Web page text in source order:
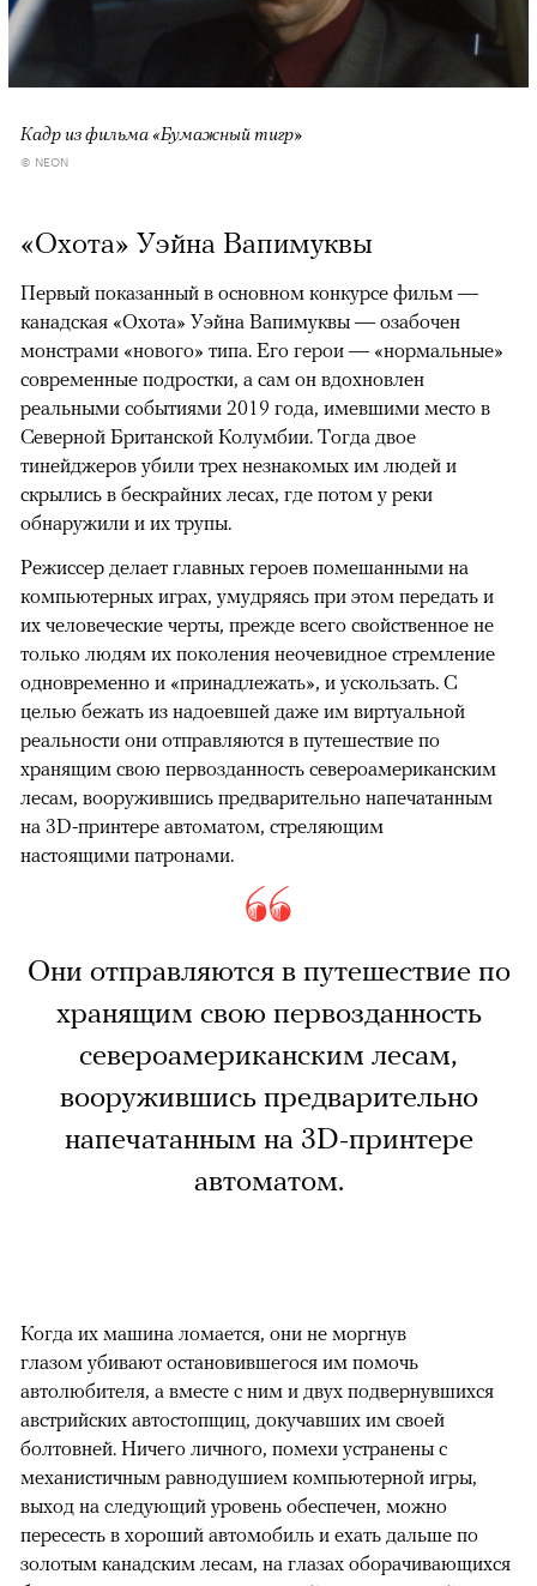
Кадр из фильма «Бумажный тигр»
© NEON
«Охота» Уэйна Вапимуквы
Первый показанный в основном конкурсе фильм —
канадская «Охота» Уэйна Вапимуквы — озабочен
монстрами «нового» типа. Его герои — «нормальные»
современные подростки, а сам он вдохновлен
реальными событиями 2019 года, имевшими место в
Северной Британской Колумбии. Тогда двое
тинейджеров убили трех незнакомых им людей и
скрылись в бескрайних лесах, где потом у реки
обнаружили и их трупы.
Режиссер делает главных героев помешанными на
компьютерных играх, умудряясь при этом передать и
их человеческие черты, прежде всего свойственное не
только людям их поколения неочевидное стремление
одновременно и «принадлежать», и ускользать. С
целью бежать из надоевшей даже им виртуальной
реальности они отправляются в путешествие по
хранящим свою первозданность североамериканским
лесам, вооружившись предварительно напечатанным
на 3D-принтере автоматом, стреляющим
настоящими патронами.
Они отправляются в путешествие по
хранящим свою первозданность
североамериканским лесам,
вооружившись предварительно
напечатанным на 3D-принтере
автоматом.
Когда их машина ломается, они не моргнув
глазом убивают остановившегося им помочь
автолюбителя, а вместе с ним и двух подвернувшихся
австрийских автостопщиц, докучавших им своей
болтовней. Ничего личного, помехи устранены с
механистичным равнодушием компьютерной игры,
выход на следующий уровень обеспечен, можно
пересесть в хороший автомобиль и ехать дальше по
золотым канадским лесам, на глазах оборачивающихся